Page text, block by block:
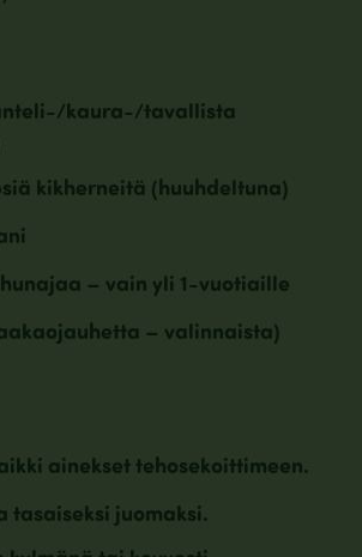
kaura-/tavallista
kikherneitä (huuhdeltuna)
– vain yli 1-vuotiaille
– valinnaista)
ainekset tehosekoittimeen.
tasaiseksi juomaksi.